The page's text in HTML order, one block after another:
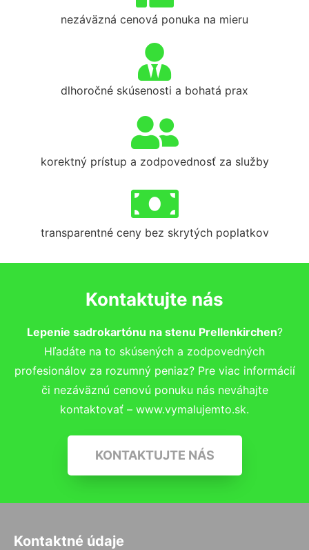
nezáväzná cenová ponuka na mieru
dlhoročné skúsenosti a bohatá prax
korektný prístup a zodpovednosť za služby
transparentné ceny bez skrytých poplatkov
Kontaktujte nás
Lepenie sadrokartónu na stenu Prellenkirchen?
Hľadáte na to skúsených a zodpovedných
profesionálov za rozumný peniaz? Pre viac informácií
či nezáväznú cenovú ponuku nás neváhajte
kontaktovať – www.vymalujemto.sk.
KONTAKTUJTE NÁS
Kontaktné údaje